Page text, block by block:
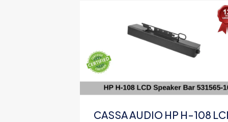
CASSA AUDIO HP H-108